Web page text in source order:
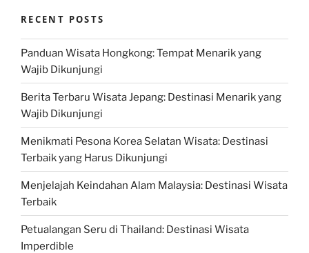
RECENT POSTS
Panduan Wisata Hongkong: Tempat Menarik yang
Wajib Dikunjungi
Berita Terbaru Wisata Jepang: Destinasi Menarik yang
Wajib Dikunjungi
Menikmati Pesona Korea Selatan Wisata: Destinasi
Terbaik yang Harus Dikunjungi
Menjelajah Keindahan Alam Malaysia: Destinasi Wisata
Terbaik
Petualangan Seru di Thailand: Destinasi Wisata
Imperdible